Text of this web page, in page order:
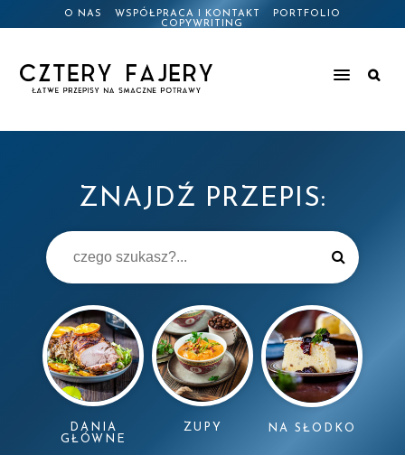
O NAS WSPÓŁPRACA I KONTAKT
PORTFOLIO
COPYWRITING
ZNAJDŹ PRZEPIS:
DANIA
GŁÓWNE
ZUPY NA SŁODKO